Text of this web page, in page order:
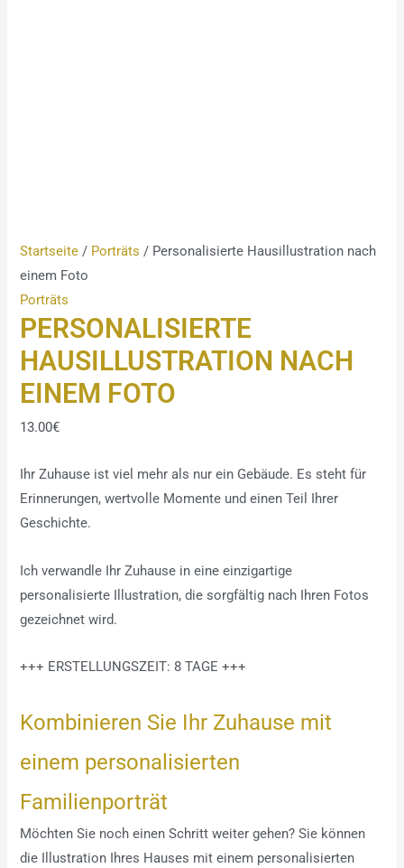
Startseite / Porträts / Personalisierte Hausillustration nach
einem Foto
Porträts
PERSONALISIERTE
HAUSILLUSTRATION NACH
EINEM FOTO
13.00€
Ihr Zuhause ist viel mehr als nur ein Gebäude. Es steht für
Erinnerungen, wertvolle Momente und einen Teil Ihrer
Geschichte.
Ich verwandle Ihr Zuhause in eine einzigartige
personalisierte Illustration, die sorgfältig nach Ihren Fotos
gezeichnet wird.
+++ ERSTELLUNGSZEIT: 8 TAGE +++
Kombinieren Sie Ihr Zuhause mit
einem personalisierten
Familienporträt
Möchten Sie noch einen Schritt weiter gehen? Sie können
die Illustration Ihres Hauses mit einem personalisierten